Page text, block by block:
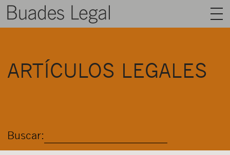
ÁREAS
ARTÍCULOS LEGALES
Buscar: